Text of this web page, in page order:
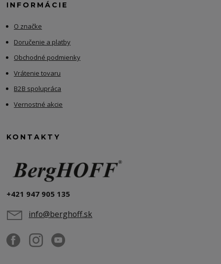
INFORMÁCIE
O značke
Doručenie a platby
Obchodné podmienky
Vrátenie tovaru
B2B spolupráca
Vernostné akcie
KONTAKTY
+421 947 905 135
info@berghoff.sk